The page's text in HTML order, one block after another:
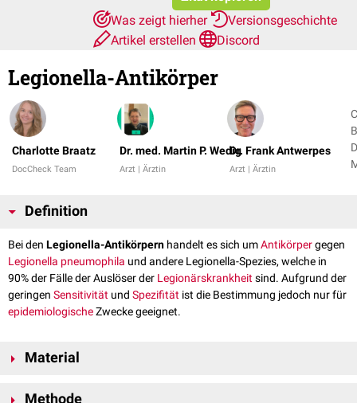
Was zeigt hierher
Versionsgeschichte
Artikel erstellen
Discord
Legionella-Antikörper
Charlotte Braatz
DocCheck Team
Dr. med. Martin P. Wedig
Arzt | Ärztin
Dr. Frank Antwerpes
Arzt | Ärztin
Definition
Bei den Legionella-Antikörpern handelt es sich umAntikörpergegen
Legionella pneumophila und andere Le­gionel­la-Spezi­es, welche in
90% der Fälle der Auslöser der Legionärskrankheitsind. Aufgrund der
geringen Sensitivität und Spezifität ist die Bestimmung jedoch nur für
epidemiologischeZwecke geeignet.
Material
Methode